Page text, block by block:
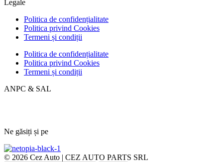
Legale
Politica de confidențialitate
Politica privind Cookies
Termeni și condiții
Politica de confidențialitate
Politica privind Cookies
Termeni și condiții
ANPC & SAL
Ne găsiți și pe
© 2026 Cez Auto | CEZ AUTO PARTS SRL